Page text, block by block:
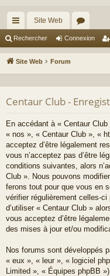
cc
ès
ra
Site Web
or
u
m
Rechercher Connexion
Site Web Forum
Centaur Club -
En accédant à « Centaur
« nos », « Centaur Club », «
acceptez d’être légalement
vous n’acceptez pas d’être
conditions suivantes, alors
Club ». Nous pouvons
ferons tout pour que vous en
vérifier régulièrement celles-
d’utiliser « Centaur Club »
vous acceptez d’être
des mises à jour et/ou
Nos forums sont développés
« eux », « leur », « logiciel
Limited », « Équipes phpBB